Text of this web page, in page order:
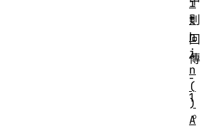
則
回
傳
-
1
。
t
h
i
n
(
)
A